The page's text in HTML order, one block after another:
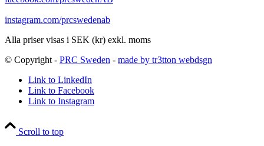
instagram.com/prcswedenab
Alla priser visas i SEK (kr) exkl. moms
© Copyright - PRC Sweden - made by tr3tton webdsgn
Link to LinkedIn
Link to Facebook
Link to Instagram
Scroll to top